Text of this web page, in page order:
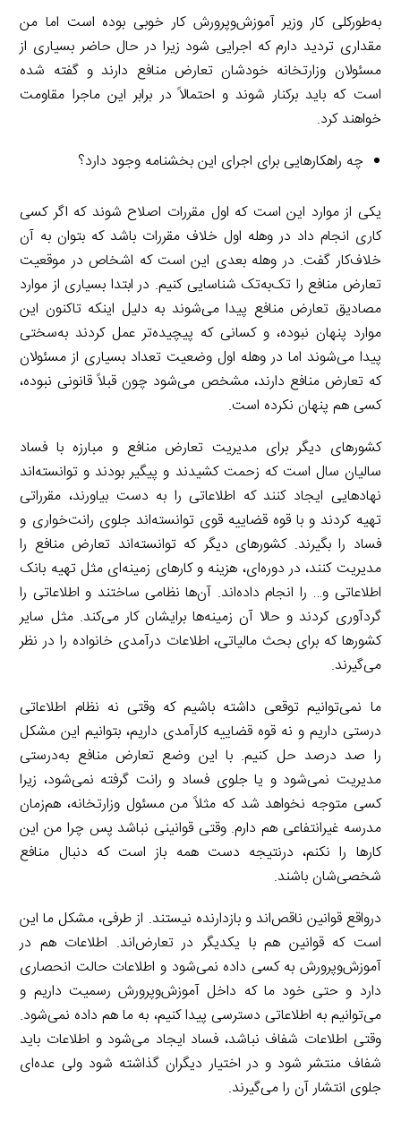
به‌طورکلی کار وزیر آموزش‌وپرورش کار خوبی بوده است اما من
مقداری تردید دارم که اجرایی شود زیرا در حال حاضر بسیاری از
مسئولان وزارتخانه خودشان تعارض منافع دارند و گفته شده
است که باید برکنار شوند و احتمالاً در برابر این ماجرا مقاومت
خواهند کرد.
چه راهکارهایی برای اجرای این بخشنامه وجود دارد؟
یکی از موارد این است که اول مقررات اصلاح شوند که اگر کسی
کاری انجام داد در وهله اول خلاف مقررات باشد که بتوان به آن
خلاف‌کار گفت. در وهله بعدی این است که اشخاص در موقعیت
تعارض منافع را تک‌به‌تک شناسایی کنیم. در ابتدا بسیاری از موارد
مصادیق تعارض منافع پیدا می‌شوند به دلیل اینکه تاکنون این
موارد پنهان نبوده، و کسانی که پیچیده‌تر عمل کردند به‌سختی
پیدا می‌شوند اما در وهله اول وضعیت تعداد بسیاری از مسئولان
که تعارض منافع دارند، مشخص می‌شود چون قبلاً قانونی نبوده،
کسی هم پنهان نکرده است.
کشورهای دیگر برای مدیریت تعارض منافع و مبارزه با فساد
سالیان سال است که زحمت کشیدند و پیگیر بودند و توانسته‌اند
نهادهایی ایجاد کنند که اطلاعاتی را به دست بیاورند، مقرراتی
تهیه کردند و با قوه قضاییه قوی توانسته‌اند جلوی رانت‌خواری و
فساد را بگیرند. کشورهای دیگر که توانسته‌اند تعارض منافع را
مدیریت کنند، در دوره‌ای، هزینه و کارهای زمینه‌ای مثل تهیه بانک
اطلاعاتی و… را انجام داده‌اند. آن‌ها نظامی ساختند و اطلاعاتی را
گردآوری کردند و حالا آن زمینه‌ها برایشان کار می‌کند. مثل سایر
کشورها که برای بحث مالیاتی، اطلاعات درآمدی خانواده را در نظر
می‌گیرند.
ما نمی‌توانیم توقعی داشته باشیم که وقتی نه نظام اطلاعاتی
درستی داریم و نه قوه قضاییه کارآمدی داریم، بتوانیم این مشکل
را صد درصد حل کنیم. با این وضع تعارض منافع به‌درستی
مدیریت نمی‌شود و یا جلوی فساد و رانت گرفته نمی‌شود، زیرا
کسی متوجه نخواهد شد که مثلاً من مسئول وزارتخانه، هم‌زمان
مدرسه غیرانتفاعی هم دارم. وقتی قوانینی نباشد پس چرا من این
کارها را نکنم، درنتیجه دست همه باز است که دنبال منافع
شخصی‌شان باشند.
درواقع قوانین ناقص‌اند و بازدارنده نیستند. از طرفی، مشکل ما این
است که قوانین هم با یکدیگر در تعارض‌اند. اطلاعات هم در
آموزش‌وپرورش به کسی داده نمی‌شود و اطلاعات حالت انحصاری
دارد و حتی خود ما که داخل آموزش‌وپرورش رسمیت داریم و
می‌توانیم به اطلاعاتی دسترسی پیدا کنیم، به ما هم داده نمی‌شود.
وقتی اطلاعات شفاف نباشد، فساد ایجاد می‌شود و اطلاعات باید
شفاف منتشر شود و در اختیار دیگران گذاشته شود ولی عده‌ای
جلوی انتشار آن را می‌گیرند.